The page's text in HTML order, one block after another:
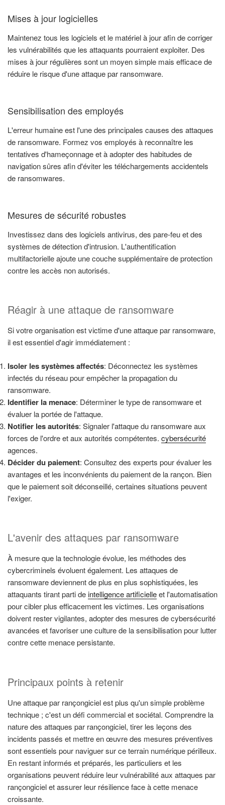
Mises à jour logicielles
Maintenez tous les logiciels et le matériel à jour afin de corriger
les vulnérabilités que les attaquants pourraient exploiter. Des
mises à jour régulières sont un moyen simple mais efficace de
réduire le risque d'une attaque par ransomware.
Sensibilisation des employés
L'erreur humaine est l'une des principales causes des attaques
de ransomware. Formez vos employés à reconnaître les
tentatives d'hameçonnage et à adopter des habitudes de
navigation sûres afin d'éviter les téléchargements accidentels
de ransomwares.
Mesures de sécurité robustes
Investissez dans des logiciels antivirus, des pare-feu et des
systèmes de détection d'intrusion. L'authentification
multifactorielle ajoute une couche supplémentaire de protection
contre les accès non autorisés.
Réagir à une attaque de ransomware
Si votre organisation est victime d'une attaque par ransomware,
il est essentiel d'agir immédiatement :
Isoler les systèmes affectés: Déconnectez les systèmes
infectés du réseau pour empêcher la propagation du
ransomware.
Identifier la menace: Déterminer le type de ransomware et
évaluer la portée de l'attaque.
Notifier les autorités: Signaler l'attaque du ransomware aux
forces de l'ordre et aux autorités compétentes. cybersécurité
agences.
Décider du paiement: Consultez des experts pour évaluer les
avantages et les inconvénients du paiement de la rançon. Bien
que le paiement soit déconseillé, certaines situations peuvent
l'exiger.
L'avenir des attaques par ransomware
À mesure que la technologie évolue, les méthodes des
cybercriminels évoluent également. Les attaques de
ransomware deviennent de plus en plus sophistiquées, les
attaquants tirant parti deintelligence artificielleet l'automatisation
pour cibler plus efficacement les victimes. Les organisations
doivent rester vigilantes, adopter des mesures de cybersécurité
avancées et favoriser une culture de la sensibilisation pour lutter
contre cette menace persistante.
Principaux points à retenir
Une attaque par rançongiciel est plus qu'un simple problème
technique ; c'est un défi commercial et sociétal. Comprendre la
nature des attaques par rançongiciel, tirer les leçons des
incidents passés et mettre en œuvre des mesures préventives
sont essentiels pour naviguer sur ce terrain numérique périlleux.
En restant informés et préparés, les particuliers et les
organisations peuvent réduire leur vulnérabilité aux attaques par
rançongiciel et assurer leur résilience face à cette menace
croissante.